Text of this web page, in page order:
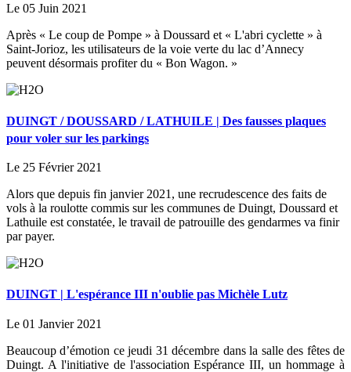
Le 05 Juin 2021
Après « Le coup de Pompe » à Doussard et « L'abri cyclette » à
Saint-Jorioz, les utilisateurs de la voie verte du lac d’Annecy
peuvent désormais profiter du « Bon Wagon. »
DUINGT / DOUSSARD / LATHUILE | Des fausses plaques
pour voler sur les parkings
Le 25 Février 2021
Alors que depuis fin janvier 2021, une recrudescence des faits de
vols à la roulotte commis sur les communes de Duingt, Doussard et
Lathuile est constatée, le travail de patrouille des gendarmes va finir
par payer.
DUINGT | L'espérance III n'oublie pas Michèle Lutz
Le 01 Janvier 2021
Beaucoup d’émotion ce jeudi 31 décembre dans la salle des fêtes de
Duingt. A l'initiative de l'association Espérance III, un hommage à